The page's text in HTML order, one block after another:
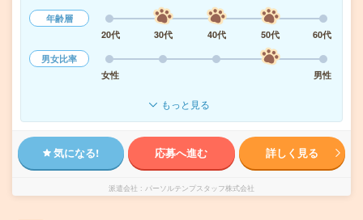
年齢層
20代
30代 40代 50代
60代
男女比率
女性
男性
もっと見る
気になる! 応募へ進む 詳しく見る
派遣会社 パーソルテンプスタッフ株式会社